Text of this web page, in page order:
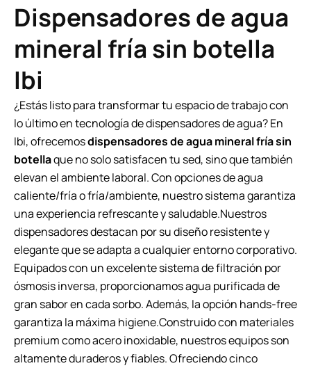
Dispensadores de agua
mineral fría sin botella
Ibi
¿Estás listo para transformar tu espacio de trabajo con
lo último en tecnología de dispensadores de agua? En
Ibi, ofrecemosdispensadores de agua mineral fría sin
botellaque no solo satisfacen tu sed, sino que también
elevan el ambiente laboral. Con opciones de agua
caliente/fría o fría/ambiente, nuestro sistema garantiza
una experiencia refrescante y saludable.Nuestros
dispensadores destacan por su diseño resistente y
elegante que se adapta a cualquier entorno corporativo.
Equipados con un excelente sistema de filtración por
ósmosis inversa, proporcionamos agua purificada de
gran sabor en cada sorbo. Además, la opción hands-free
garantiza la máxima higiene.Construido con materiales
premium como acero inoxidable, nuestros equipos son
altamente duraderos y fiables. Ofreciendo cinco